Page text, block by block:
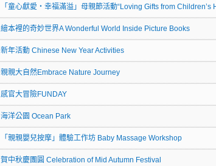
「童心獻愛‧幸福滿溢」母親節活動“Loving Gifts from
繪本裡的奇妙世界A Wonderful World Inside Picture Books
新年活動 Chinese New Year Activities
親親大自然Embrace Nature Journey
感官大冒險FUNDAY
海洋公園 Ocean Park
「親親嬰兒按摩」體驗工作坊 Baby Massage Workshop
賀中秋慶團圓 Celebration of Mid Autumn Festival